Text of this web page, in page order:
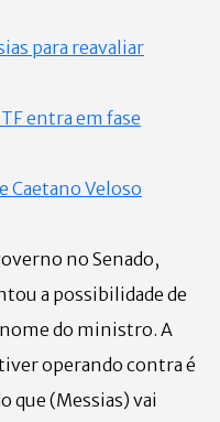
para reavaliar
entra em fase
Caetano Veloso
no Senado,
a possibilidade de
do ministro. A
operando contra é
que (Messias) vai